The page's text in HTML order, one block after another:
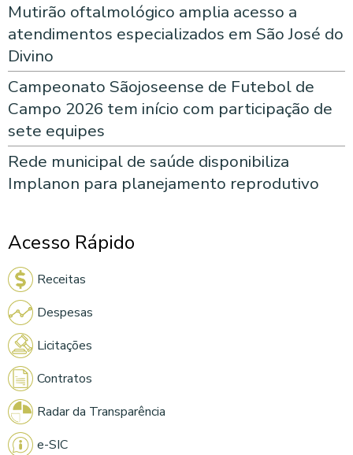
Mutirão oftalmológico amplia acesso a
atendimentos especializados em São José do
Divino
Campeonato Sãojoseense de Futebol de
Campo 2026 tem início com participação de
sete equipes
Rede municipal de saúde disponibiliza
Implanon para planejamento reprodutivo
Acesso Rápido
Receitas
Despesas
Licitações
Contratos
Radar da Transparência
e-SIC